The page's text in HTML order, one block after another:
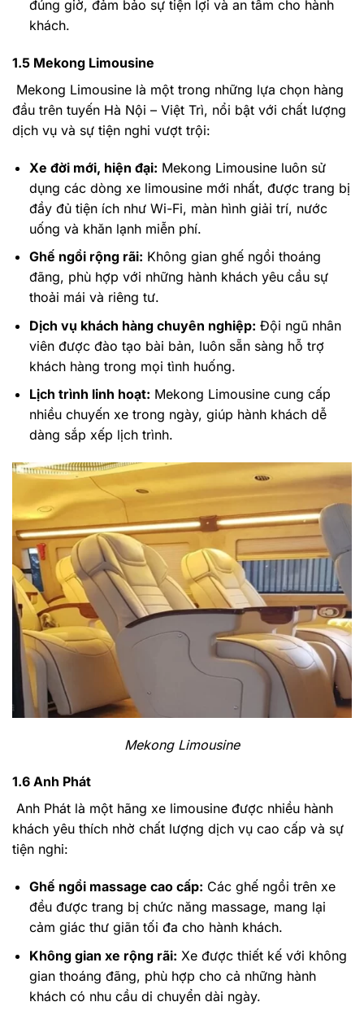
đúng giờ, đảm bảo sự tiện lợi và an tâm cho hành
khách.
1.5 Mekong Limousine
Mekong Limousine là một trong những lựa chọn hàng
đầu trên tuyến Hà Nội – Việt Trì, nổi bật với chất lượng
dịch vụ và sự tiện nghi vượt trội:
Xe đời mới, hiện đại: Mekong Limousine luôn sử
dụng các dòng xe limousine mới nhất, được trang bị
đầy đủ tiện ích như Wi-Fi, màn hình giải trí, nước
uống và khăn lạnh miễn phí.
Ghế ngồi rộng rãi: Không gian ghế ngồi thoáng
đãng, phù hợp với những hành khách yêu cầu sự
thoải mái và riêng tư.
Dịch vụ khách hàng chuyên nghiệp: Đội ngũ nhân
viên được đào tạo bài bản, luôn sẵn sàng hỗ trợ
khách hàng trong mọi tình huống.
Lịch trình linh hoạt: Mekong Limousine cung cấp
nhiều chuyến xe trong ngày, giúp hành khách dễ
dàng sắp xếp lịch trình.
Mekong Limousine
1.6 Anh Phát
Anh Phát là một hãng xe limousine được nhiều hành
khách yêu thích nhờ chất lượng dịch vụ cao cấp và sự
tiện nghi:
Ghế ngồi massage cao cấp: Các ghế ngồi trên xe
đều được trang bị chức năng massage, mang lại
cảm giác thư giãn tối đa cho hành khách.
Không gian xe rộng rãi: Xe được thiết kế với không
gian thoáng đãng, phù hợp cho cả những hành
khách có nhu cầu di chuyển dài ngày.